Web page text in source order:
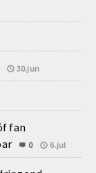
30.jun
fan
0 6.jul